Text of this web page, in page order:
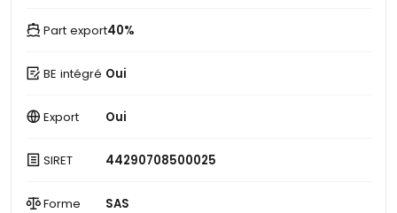
Part export40%
BE intégré Oui
Export Oui
SIRET 44290708500025
Forme SAS